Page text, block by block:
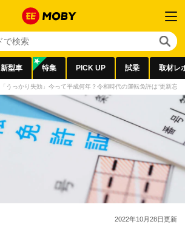
新型車 特集 PICK UP 試乗 取材レ
「うっかり失効」今って平成何年？令和時代の運転免許は“更新忘れ
2022年10月28日更新